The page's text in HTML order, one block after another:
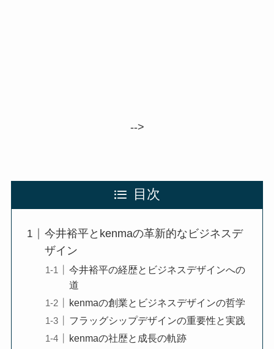
-->
目次
今井裕平とkenmaの革新的なビジネスデ
ザイン
今井裕平の経歴とビジネスデザインへの
道
kenmaの創業とビジネスデザインの哲学
フラッグシップデザインの重要性と実践
kenmaの社歴と成長の軌跡